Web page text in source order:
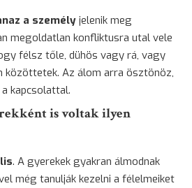
a személy jelenik meg
megoldatlan konfliktusra utal vele
félsz tőle, dühös vagy rá, vagy
közöttetek. Az álom arra ösztönöz,
kapcsolattal.
is voltak ilyen
. A gyerekek gyakran álmodnak
még tanulják kezelni a félelmeiket